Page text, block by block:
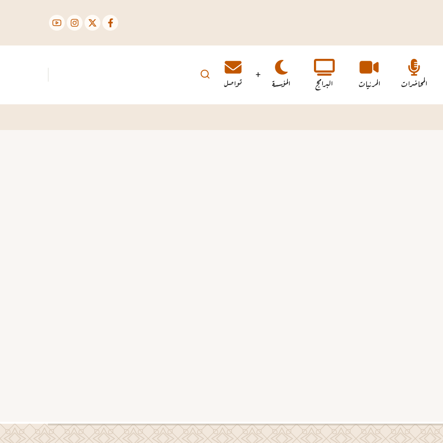
المحاضرات المرئيات البرامج المؤسسة تواصل